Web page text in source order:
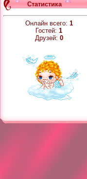
Статистика
Онлайн всего: 1
Гостей: 1
Друзей: 0